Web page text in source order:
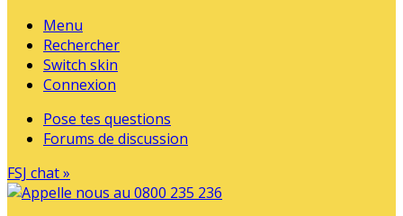
Menu
Rechercher
Switch skin
Connexion
Pose tes questions
Forums de discussion
FSJ chat »